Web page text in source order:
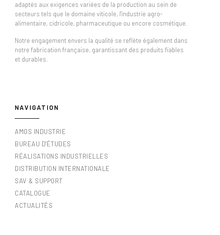
adaptés aux exigences variées de la production au sein de
secteurs tels que le domaine viticole, l'industrie agro-
alimentaire, cidricole, pharmaceutique ou encore cosmétique.
Notre engagement envers la qualité se reflète également dans
notre fabrication française, garantissant des produits fiables
et durables.
NAVIGATION
AMOS INDUSTRIE
BUREAU D'ÉTUDES
RÉALISATIONS INDUSTRIELLES
DISTRIBUTION INTERNATIONALE
SAV & SUPPORT
CATALOGUE
ACTUALITÉS